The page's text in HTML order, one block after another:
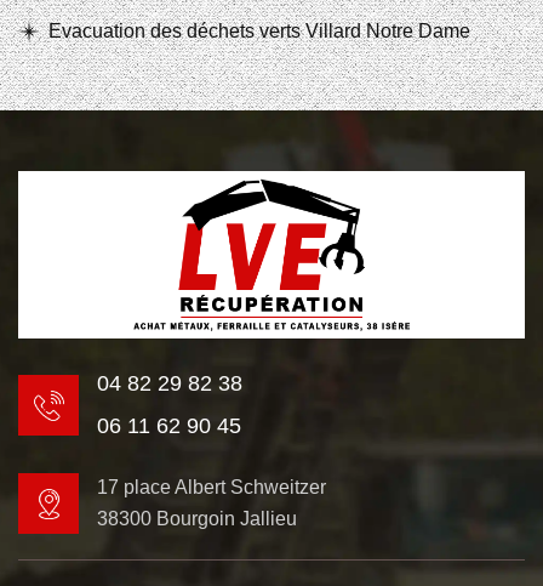
Evacuation des déchets verts Villard Notre Dame
04 82 29 82 38
06 11 62 90 45
17 place Albert Schweitzer
38300 Bourgoin Jallieu